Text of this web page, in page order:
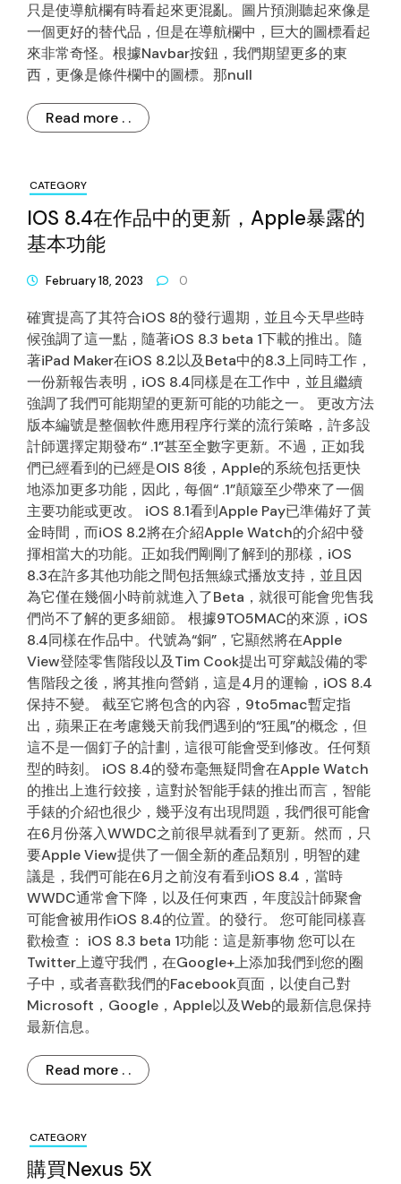
只是使導航欄有時看起來更混亂。圖片預測聽起來像是
一個更好的替代品，但是在導航欄中，巨大的圖標看起
來非常奇怪。根據Navbar按鈕，我們期望更多的東
西，更像是條件欄中的圖標。那null
Read more . .
CATEGORY
IOS 8.4在作品中的更新，Apple暴露的
基本功能
February 18, 2023 0
確實提高了其符合iOS 8的發行週期，並且今天早些時
候強調了這一點，隨著iOS 8.3 beta 1下載的推出。隨
著iPad Maker在iOS 8.2以及Beta中的8.3上同時工作，
一份新報告表明，iOS 8.4同樣是在工作中，並且繼續
強調了我們可能期望的更新可能的功能之一。 更改方法
版本編號是整個軟件應用程序行業的流行策略，許多設
計師選擇定期發布“ .1”甚至全數字更新。不過，正如我
們已經看到的已經是OIS 8後，Apple的系統包括更快
地添加更多功能，因此，每個“ .1”顛簸至少帶來了一個
主要功能或更改。 iOS 8.1看到Apple Pay已準備好了黃
金時間，而iOS 8.2將在介紹Apple Watch的介紹中發
揮相當大的功能。正如我們剛剛了解到的那樣，iOS
8.3在許多其他功能之間包括無線式播放支持，並且因
為它僅在幾個小時前就進入了Beta，就很可能會兜售我
們尚不了解的更多細節。 根據9TO5MAC的來源，iOS
8.4同樣在作品中。代號為“銅”，它顯然將在Apple
View登陸零售階段以及Tim Cook提出可穿戴設備的零
售階段之後，將其推向營銷，這是4月的運輸，iOS 8.4
保持不變。 截至它將包含的內容，9to5mac暫定指
出，蘋果正在考慮幾天前我們遇到的“狂風”的概念，但
這不是一個釘子的計劃，這很可能會受到修改。任何類
型的時刻。 iOS 8.4的發布毫無疑問會在Apple Watch
的推出上進行鉸接，這對於智能手錶的推出而言，智能
手錶的介紹也很少，幾乎沒有出現問題，我們很可能會
在6月份落入WWDC之前很早就看到了更新。然而，只
要Apple View提供了一個全新的產品類別，明智的建
議是，我們可能在6月之前沒有看到iOS 8.4，當時
WWDC通常會下降，以及任何東西，年度設計師聚會
可能會被用作iOS 8.4的位置。的發行。 您可能同樣喜
歡檢查： iOS 8.3 beta 1功能：這是新事物 您可以在
Twitter上遵守我們，在Google+上添加我們到您的圈
子中，或者喜歡我們的Facebook頁面，以使自己對
Microsoft，Google，Apple以及Web的最新信息保持
最新信息。
Read more . .
CATEGORY
購買Nexus 5X